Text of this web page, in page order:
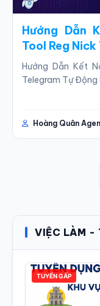
Hướng Dẫn
Tool Reg
Hướng Dẫn Kết
Telegram Tự Động
Online), bạn không
Hoàng Quân
VIỆC LÀM -
TUYỂN GẤP